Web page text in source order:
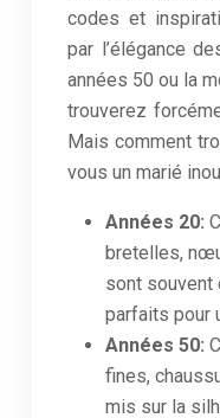
codes et
par l’élégance
années 50 ou la
trouverez
Mais comment
vous un marié
Années 20:
bretelles,
sont souvent
parfaits pour
Années 50:
fines,
mis sur la